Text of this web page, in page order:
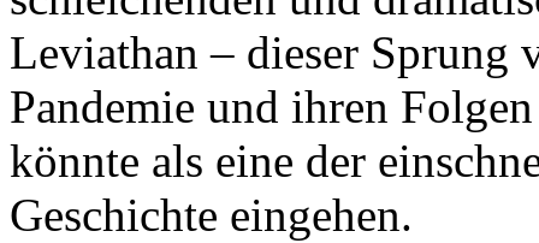
Leviathan – dieser Sprung
Pandemie und ihren
könnte als eine der
Geschichte eingehen.